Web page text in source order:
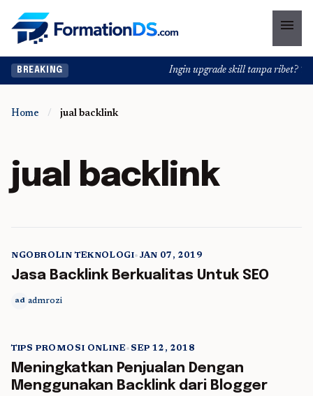
menu
BREAKING Ingin upgrade skill tanpa ribet?
Home / jual backlink
jual backlink
5 min read
NGOBROLIN TEKNOLOGI• JAN 07, 2019
Jasa Backlink Berkualitas Untuk SEO
ad admrozi
TIPS PROMOSI ONLINE• SEP 12, 2018
Meningkatkan Penjualan Dengan
Menggunakan Backlink dari Blogger